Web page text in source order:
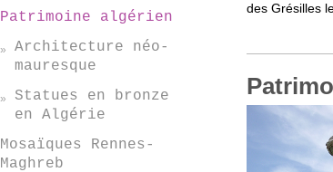
des Grésilles
Patrimoine algérien
Architecture néo-
mauresque
Statues en bronze
en Algérie
Mosaïques Rennes-
Maghreb